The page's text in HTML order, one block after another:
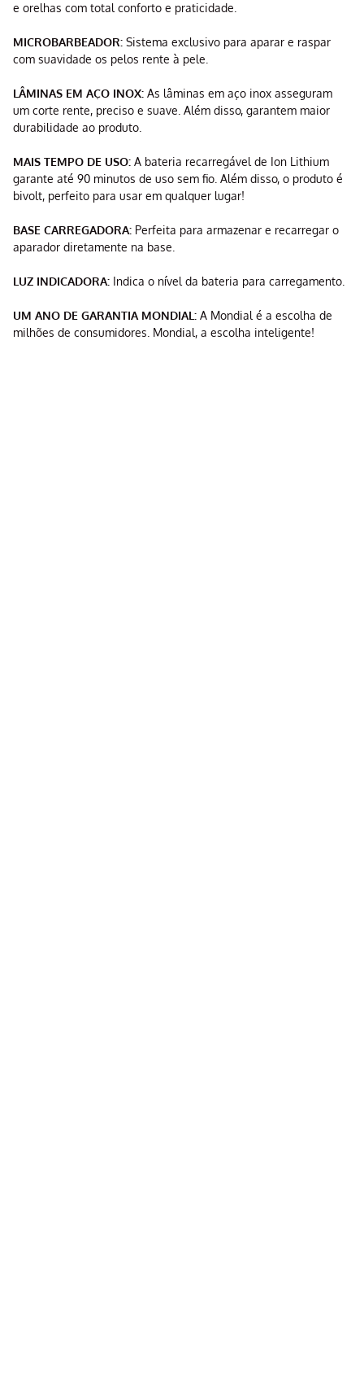
e orelhas com total conforto e praticidade.
MICROBARBEADOR: Sistema exclusivo para aparar e raspar
com suavidade os pelos rente à pele.
LÂMINAS EM AÇO INOX: As lâminas em aço inox asseguram
um corte rente, preciso e suave. Além disso, garantem maior
durabilidade ao produto.
MAIS TEMPO DE USO: A bateria recarregável de Ion Lithium
garante até 90 minutos de uso sem fio. Além disso, o produto é
bivolt, perfeito para usar em qualquer lugar!
BASE CARREGADORA: Perfeita para armazenar e recarregar o
aparador diretamente na base.
LUZ INDICADORA: Indica o nível da bateria para carregamento.
UM ANO DE GARANTIA MONDIAL: A Mondial é a escolha de
milhões de consumidores. Mondial, a escolha inteligente!